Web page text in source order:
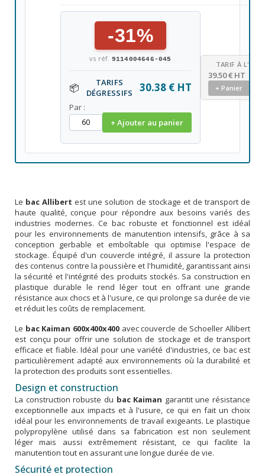
-31%
vs réf. 9114004646-045
📦
TARIFS
DÉGRESSIFS
30.38 € HT
Par :
+ Ajouter au panier
TARIF À
39.50 € HT
+ Panier
Le bac Allibert est une solution de stockage et de transport de
haute qualité, conçue pour répondre aux besoins variés des
industries modernes. Ce bac robuste et fonctionnel est idéal
pour les environnements de manutention intensifs, grâce à sa
conception gerbable et emboîtable qui optimise l'espace de
stockage. Équipé d'un couvercle intégré, il assure la protection
des contenus contre la poussière et l'humidité, garantissant ainsi
la sécurité et l'intégrité des produits stockés. Sa construction en
plastique durable le rend léger tout en offrant une grande
résistance aux chocs et à l'usure, ce qui prolonge sa durée de vie
et réduit les coûts de remplacement.
Le bac Kaiman 600x400x400avec couvercle de Schoeller Allibert
est conçu pour offrir une solution de stockage et de transport
efficace et fiable. Idéal pour une variété d'industries, ce bac est
particulièrement adapté aux environnements où la durabilité et
la protection des produits sont essentielles.
Design et construction
La construction robuste du bac Kaiman garantit une résistance
exceptionnelle aux impacts et à l'usure, ce qui en fait un choix
idéal pour les environnements de travail exigeants. Le plastique
polypropylène utilisé dans sa fabrication est non seulement
léger mais aussi extrêmement résistant, ce qui facilite la
manutention tout en assurant une longue durée de vie.
Sécurité et protection